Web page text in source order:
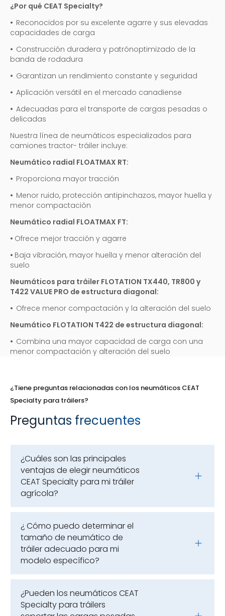
¿Por qué CEAT Specialty?
• Reconocidos por su excelente agarre y sus elevadas
capacidades de carga
• Construcción duradera y patrónoptimizado de la
banda de rodadura
• Garantizan un rendimiento constante y seguridad
• Aplicación versátil en el mercado canadiense
• Adecuadas para el transporte de cargas pesadas o
delicadas
Nuestra línea de neumáticos especializados para
camiones tractor- tráiler incluye:
Neumático radial FLOATMAX RT:
• Proporciona mayor tracción
• Menor ruido, protección antipinchazos, mayor huella y
menor compactación
Neumático radial FLOATMAX FT:
• Ofrece mejor tracción y agarre
• Baja vibración, mayor huella y menor alteración del
suelo
Neumáticos para tráiler FLOTATION TX440, TR800 y
T422 VALUE PRO de estructura diagonal:
• Ofrece menor compactación y la alteración del suelo
Neumático FLOTATION T422 de estructura diagonal:
• Combina una mayor capacidad de carga con una
menor compactación y alteración del suelo
¿Tiene preguntas relacionadas con los neumáticos CEAT
Specialty para tráilers?
Preguntas frecuentes
¿Cuáles son las principales
ventajas de elegir neumáticos
CEAT Specialty para mi tráiler
agrícola?
¿ Cómo puedo determinar el
tamaño de neumático de
tráiler adecuado para mi
modelo específico?
¿Pueden los neumáticos CEAT
Specialty para tráilers